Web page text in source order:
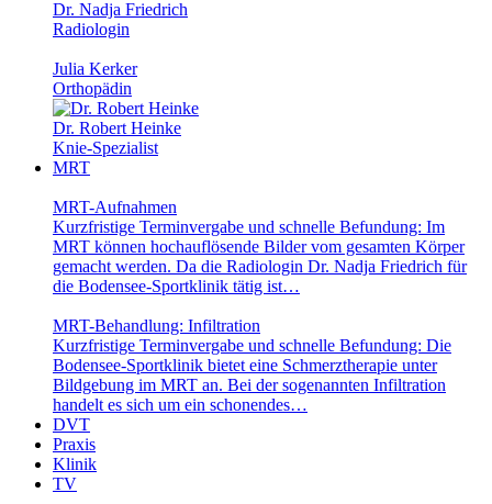
Dr. Nadja Friedrich
Radiologin
Julia Kerker
Orthopädin
Dr. Robert Heinke
Knie-Spezialist
MRT
MRT-Aufnahmen
Kurzfristige Terminvergabe und schnelle Befundung: Im
MRT können hochauflösende Bilder vom gesamten Körper
gemacht werden. Da die Radiologin Dr. Nadja Friedrich für
die Bodensee-Sportklinik tätig ist…
MRT-Behandlung: Infiltration
Kurzfristige Terminvergabe und schnelle Befundung: Die
Bodensee-Sportklinik bietet eine Schmerztherapie unter
Bildgebung im MRT an. Bei der sogenannten Infiltration
handelt es sich um ein schonendes…
DVT
Praxis
Klinik
TV